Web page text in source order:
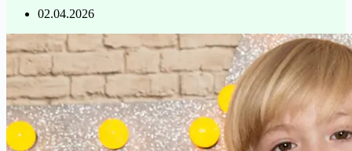
02.04.2026